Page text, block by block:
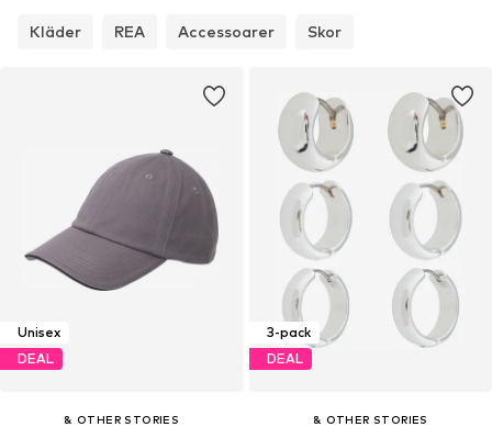
Kläder REA Accessoarer Skor
Unisex
DEAL
& OTHER STORIES
3-pack
DEAL
& OTHER STORIES